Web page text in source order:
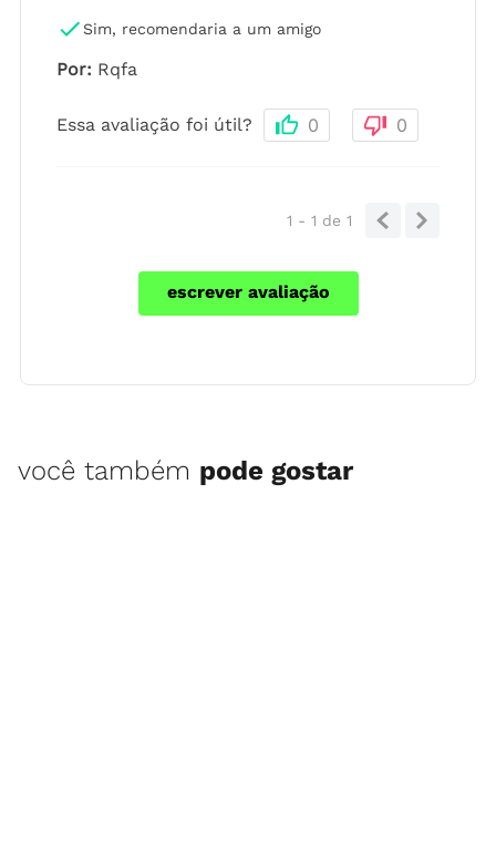
Sim, recomendaria a um amigo
Por: Rqfa
Essa avaliação foi útil? 0 0
1 - 1 de 1
escrever avaliação
você também pode gostar